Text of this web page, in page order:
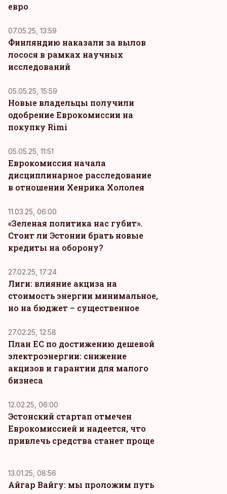
евро
07.05.25, 13:59
Финляндию наказали за вылов
лосося в рамках научных
исследований
05.05.25, 15:59
Новые владельцы получили
одобрение Еврокомиссии на
покупку Rimi
05.05.25, 11:51
Еврокомиссия начала
дисциплинарное расследование
в отношении Хенрика Хололея
11.03.25, 06:00
«Зеленая политика нас губит».
Стоит ли Эстонии брать новые
кредиты на оборону?
27.02.25, 17:24
Лиги: влияние акциза на
стоимость энергии минимальное,
но на бюджет – существенное
27.02.25, 12:58
План ЕС по достижению дешевой
электроэнергии: снижение
акцизов и гарантии для малого
бизнеса
12.02.25, 06:00
Эстонский стартап отмечен
Еврокомиссией и надеется, что
привлечь средства станет проще
13.01.25, 08:56
Айгар Вайгу: мы проложим путь